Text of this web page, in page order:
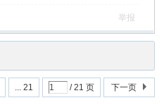
举报
... 21 / 21 页 下一页